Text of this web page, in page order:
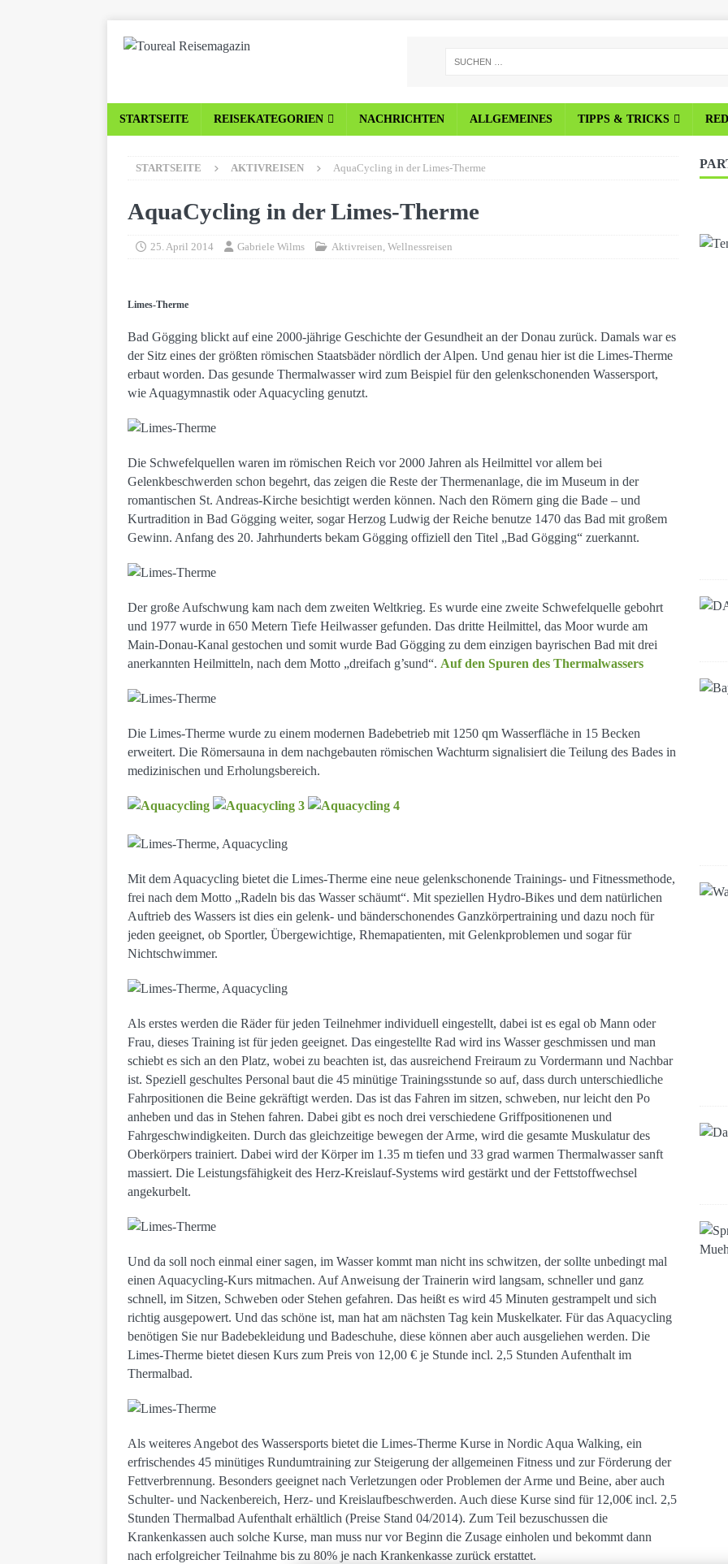
STARTSEITE REISEKATEGORIEN NACHRICHTEN ALLGEMEINES TIPPS & TRICKS
STARTSEITE AKTIVREISEN AquaCycling in der Limes-Therme
AquaCycling in der Limes-Therme
25. April 2014 Gabriele Wilms Aktivreisen, Wellnessreisen
Limes-Therme
Bad Gögging blickt auf eine 2000-jährige Geschichte der Gesundheit an der Donau zurück. Damals war es
der Sitz eines der größten römischen Staatsbäder nördlich der Alpen. Und genau hier ist die Limes-Therme
erbaut worden. Das gesunde Thermalwasser wird zum Beispiel für den gelenkschonenden Wassersport,
wie Aquagymnastik oder Aquacycling genutzt.
Die Schwefelquellen waren im römischen Reich vor 2000 Jahren als Heilmittel vor allem bei
Gelenkbeschwerden schon begehrt, das zeigen die Reste der Thermenanlage, die im Museum in der
romantischen St. Andreas-Kirche besichtigt werden können. Nach den Römern ging die Bade – und
Kurtradition in Bad Gögging weiter, sogar Herzog Ludwig der Reiche benutze 1470 das Bad mit großem
Gewinn. Anfang des 20. Jahrhunderts bekam Gögging offiziell den Titel „Bad Gögging“ zuerkannt.
Der große Aufschwung kam nach dem zweiten Weltkrieg. Es wurde eine zweite Schwefelquelle gebohrt
und 1977 wurde in 650 Metern Tiefe Heilwasser gefunden. Das dritte Heilmittel, das Moor wurde am
Main-Donau-Kanal gestochen und somit wurde Bad Gögging zu dem einzigen bayrischen Bad mit drei
anerkannten Heilmitteln, nach dem Motto „dreifach g’sund“. Auf den Spuren des Thermalwassers
Die Limes-Therme wurde zu einem modernen Badebetrieb mit 1250 qm Wasserfläche in 15 Becken
erweitert. Die Römersauna in dem nachgebauten römischen Wachturm signalisiert die Teilung des Bades in
medizinischen und Erholungsbereich.
Mit dem Aquacycling bietet die Limes-Therme eine neue gelenkschonende Trainings- und Fitnessmethode,
frei nach dem Motto „Radeln bis das Wasser schäumt“. Mit speziellen Hydro-Bikes und dem natürlichen
Auftrieb des Wassers ist dies ein gelenk- und bänderschonendes Ganzkörpertraining und dazu noch für
jeden geeignet, ob Sportler, Übergewichtige, Rhemapatienten, mit Gelenkproblemen und sogar für
Nichtschwimmer.
Als erstes werden die Räder für jeden Teilnehmer individuell eingestellt, dabei ist es egal ob Mann oder
Frau, dieses Training ist für jeden geeignet. Das eingestellte Rad wird ins Wasser geschmissen und man
schiebt es sich an den Platz, wobei zu beachten ist, das ausreichend Freiraum zu Vordermann und Nachbar
ist. Speziell geschultes Personal baut die 45 minütige Trainingsstunde so auf, dass durch unterschiedliche
Fahrpositionen die Beine gekräftigt werden. Das ist das Fahren im sitzen, schweben, nur leicht den Po
anheben und das in Stehen fahren. Dabei gibt es noch drei verschiedene Griffpositionenen und
Fahrgeschwindigkeiten. Durch das gleichzeitige bewegen der Arme, wird die gesamte Muskulatur des
Oberkörpers trainiert. Dabei wird der Körper im 1.35 m tiefen und 33 grad warmen Thermalwasser sanft
massiert. Die Leistungsfähigkeit des Herz-Kreislauf-Systems wird gestärkt und der Fettstoffwechsel
angekurbelt.
Und da soll noch einmal einer sagen, im Wasser kommt man nicht ins schwitzen, der sollte unbedingt mal
einen Aquacycling-Kurs mitmachen. Auf Anweisung der Trainerin wird langsam, schneller und ganz
schnell, im Sitzen, Schweben oder Stehen gefahren. Das heißt es wird 45 Minuten gestrampelt und sich
richtig ausgepowert. Und das schöne ist, man hat am nächsten Tag kein Muskelkater. Für das Aquacycling
benötigen Sie nur Badebekleidung und Badeschuhe, diese können aber auch ausgeliehen werden. Die
Limes-Therme bietet diesen Kurs zum Preis von 12,00 € je Stunde incl. 2,5 Stunden Aufenthalt im
Thermalbad.
Als weiteres Angebot des Wassersports bietet die Limes-Therme Kurse in Nordic Aqua Walking, ein
erfrischendes 45 minütiges Rundumtraining zur Steigerung der allgemeinen Fitness und zur Förderung der
Fettverbrennung. Besonders geeignet nach Verletzungen oder Problemen der Arme und Beine, aber auch
Schulter- und Nackenbereich, Herz- und Kreislaufbeschwerden. Auch diese Kurse sind für 12,00€ incl. 2,5
Stunden Thermalbad Aufenthalt erhältlich (Preise Stand 04/2014). Zum Teil bezuschussen die
Krankenkassen auch solche Kurse, man muss nur vor Beginn die Zusage einholen und bekommt dann
nach erfolgreicher Teilnahme bis zu 80% je nach Krankenkasse zurück erstattet.